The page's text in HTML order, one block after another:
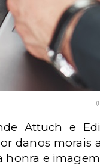
Attuch e
danos morais
e